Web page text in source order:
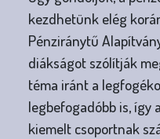
kezdhetünk elég
Pénziránytű
diákságot szólítják
téma iránt a
legbefogadóbb is, így
kiemelt csoportnak